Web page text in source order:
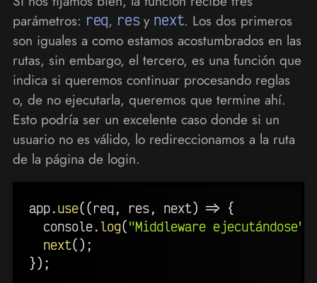
parámetros: req, resy next. Los dos primeros
son iguales a como estamos acostumbrados en las
rutas, sin embargo, el tercero, es una función que
indica si queremos continuar procesando reglas
o, de no ejecutarla, queremos que termine ahí.
Esto podría ser un excelente caso donde si un
usuario no es válido, lo redireccionamos a la ruta
de la página de login.
app. use((req res next) => {
  console
. log("Middleware ejecutándose"
next() ;
}) ;